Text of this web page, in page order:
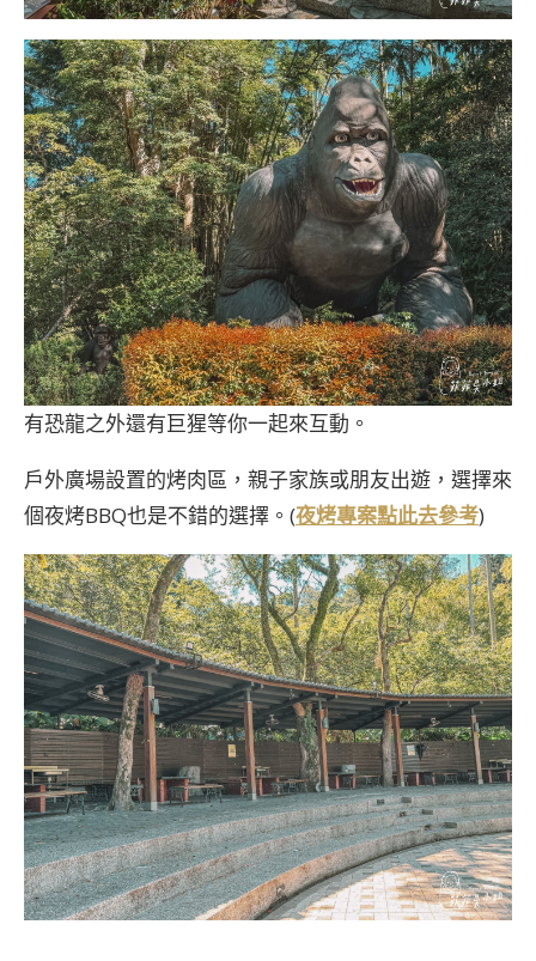
有恐龍之外還有巨猩等你一起來互動。
戶外廣場設置的烤肉區，親子家族或朋友出遊，選擇來
個夜烤BBQ也是不錯的選擇。(夜烤專案點此去參考)